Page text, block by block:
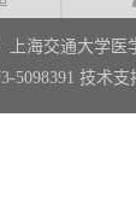
上海交通大学医
5098391 技术